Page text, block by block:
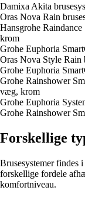
Damixa Akita
Oras Nova Rain
Hansgrohe
krom
Grohe Euphoria
Oras Nova Style Rain
Grohe Euphoria
Grohe Rainshower
væg, krom
Grohe Euphoria
Grohe Rainshower
Forskellige
Brusesystemer findes
forskellige fordele
komfortniveau.